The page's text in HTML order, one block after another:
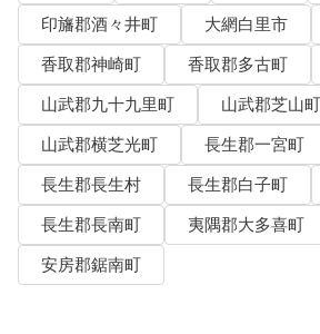
印旛郡酒々井町
大網白里市
香取郡神崎町
香取郡多古町
山武郡九十九里町
山武郡芝山町
山武郡横芝光町
長生郡一宮町
長生郡長生村
長生郡白子町
長生郡長南町
夷隅郡大多喜町
安房郡鋸南町